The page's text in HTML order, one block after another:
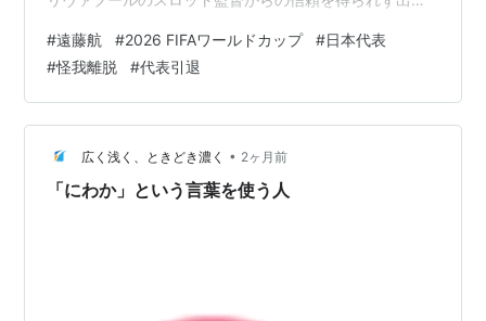
で出場機会を得始めると、2月11日に行われたサンダーラ
ンド戦では右サイドバックとしてリーグ初となるスタメ
ン出場を果たします。 しかし後半19分に競り合いの着地
の際に左足首を強く捻り、そのまま負傷退場する事に。
検査の結果左足リスフラン靭帯断裂とシーズン絶望の重
傷を…
#遠藤航 #2026 FIFAワールドカップ #日本代表
#怪我離脱 #代表引退
広く浅く、ときどき濃く • 2ヶ月前
「にわか」という言葉を使う人